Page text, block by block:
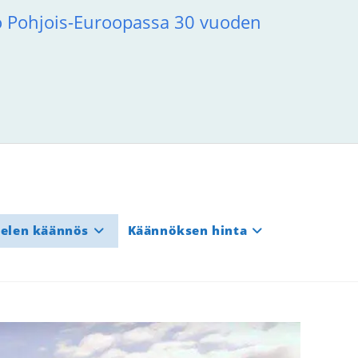
Euroopassa 30 vuoden
käännös Käännöksen hinta